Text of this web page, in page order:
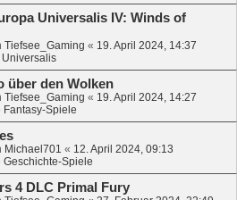
Universalis IV: Winds of
Tiefsee_Gaming « 19. April 2024, 14:37
Universalis
über den Wolken
Tiefsee_Gaming « 19. April 2024, 14:27
Fantasy-Spiele
Michael701 « 12. April 2024, 09:13
Geschichte-Spiele
4 DLC Primal Fury